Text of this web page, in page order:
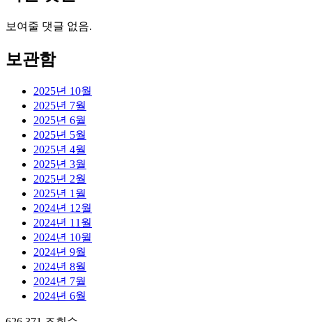
보여줄 댓글 없음.
보관함
2025년 10월
2025년 7월
2025년 6월
2025년 5월
2025년 4월
2025년 3월
2025년 2월
2025년 1월
2024년 12월
2024년 11월
2024년 10월
2024년 9월
2024년 8월
2024년 7월
2024년 6월